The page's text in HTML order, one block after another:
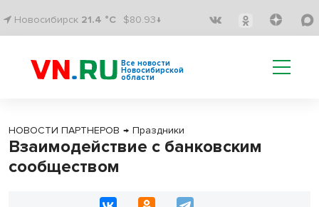
Новосибирск 21.4 °C $80.93↓
Все новости
Новосибирской
области
НОВОСТИ ПАРТНЕРОВ → Праздники
Взаимодействие с банковским
сообществом